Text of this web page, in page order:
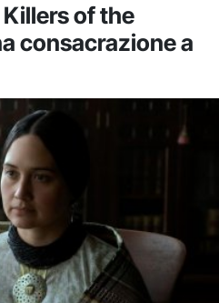
of the
consacrazione a